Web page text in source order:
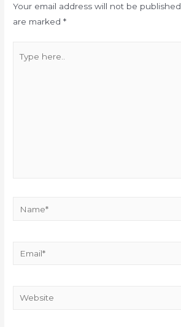
Your email address will not be published.
are marked*
here..
Website